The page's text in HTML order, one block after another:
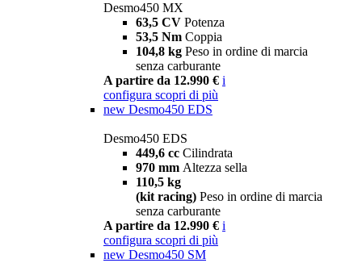
Desmo450 MX
63,5 CV Potenza
53,5 Nm Coppia
104,8 kg Peso in ordine di marcia
senza carburante
A partire da 12.990 € i
configura scopri di più
new Desmo450 EDS
Desmo450 EDS
449,6 cc Cilindrata
970 mm Altezza sella
110,5 kg
(kit racing) Peso in ordine di marcia
senza carburante
A partire da 12.990 € i
configura scopri di più
new Desmo450 SM